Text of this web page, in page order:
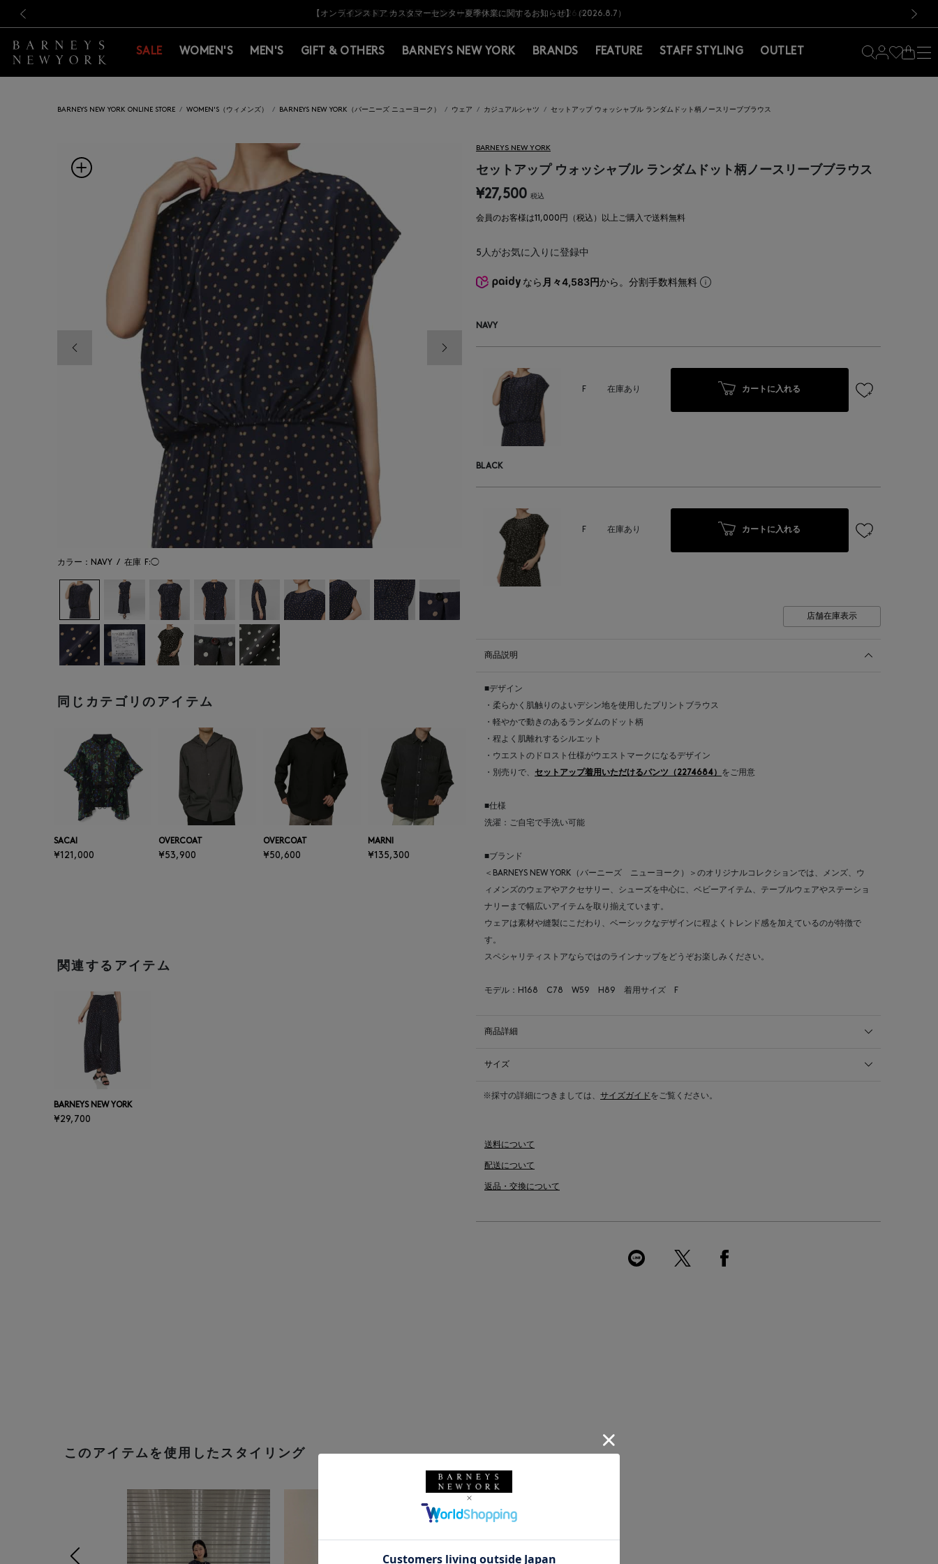
新規登録のお客様も対象！＜MY BARNEYS＞会員のお客様は11,000円（税込）以上のお買上げで常時送料無料！お買い物の際は会員登録を！
【夏季休業に伴う出荷一時停止のお知らせ】(2026.8.7)
【オンラインストア カスタマーセンター夏季休業に関するお知らせ】（2026.8.7）
【夏季休業に伴う返品・交換承り一時停止のお知らせ】（2026.8.5）
熊本県を中心とした地震の影響によるお荷物のお届けについて
【開催中】SUMMER SALEのご案内・ご注意事項
新規登録のお客様も対象！＜MY BARNEYS＞会員のお客様は11,000円（税込）以上のお買上げで常時送料無料！お買い物の際は会員登録を！
【夏季休業に伴う出荷一時停止のお知らせ】(2026.8.7)
SALE WOMEN'S MEN'S GIFT & OTHERS BARNEYS NEW YORK BRANDS FEATURE STAFF STYLING OUTLET
BARNEYS NEW YORK ONLINE STORE WOMEN'S（ウィメンズ） BARNEYS NEW YORK（バーニーズ ニューヨーク） ウェア カジュアルシャツ セットアップ ウォッシャブル ランダムドット柄ノースリーブブラウス
カラー：NAVY / 在庫 F:◯
同じカテゴリのアイテム
SACAI
¥121,000
OVERCOAT
¥53,900
OVERCOAT
¥50,600
MARNI
¥135,300
関連するアイテム
BARNEYS NEW YORK
¥29,700
BARNEYS NEW YORK
セットアップ ウォッシャブル ランダムドット柄ノースリーブブラウス
¥27,500 税込
会員のお客様は11,000円（税込）以上ご購入で送料無料
5人がお気に入りに登録中
なら 月々4,583円から。分割手数料無料
NAVY
F 在庫あり カートに入れる
BLACK
F 在庫あり カートに入れる
店舗在庫表示
商品説明
■デザイン
・柔らかく肌触りのよいデシン地を使用したプリントブラウス
・軽やかで動きのあるランダムのドット柄
・程よく肌離れするシルエット
・ウエストのドロスト仕様がウエストマークになるデザイン
・別売りで、 セットアップ着用いただけるパンツ（2274684） をご用意
■仕様
洗濯：ご自宅で手洗い可能
■ブランド
＜BARNEYS NEW YORK（バーニーズ ニューヨーク）＞のオリジナルコレクションでは、メンズ、ウ
ィメンズのウェアやアクセサリー、シューズを中心に、ベビーアイテム、テーブルウェアやステーショ
ナリーまで幅広いアイテムを取り揃えています。
ウェアは素材や縫製にこだわり、ベーシックなデザインに程よくトレンド感を加えているのが特徴で
す。
スペシャリティストアならではのラインナップをどうぞお楽しみください。
モデル：H168 C78 W59 H89 着用サイズ F
商品詳細
サイズ
※採寸の詳細につきましては、 サイズガイドをご覧ください。
送料について
配送について
返品・交換について
このアイテムを使用したスタイリング